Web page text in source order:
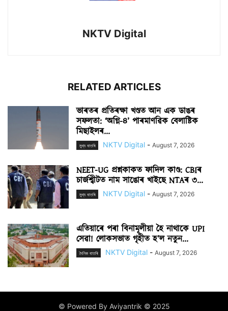
NKTV Digital
RELATED ARTICLES
ভাৰতৰ প্ৰতিৰক্ষা খণ্ডত আন এক ডাঙৰ
সফলতা: ‘অগ্নি-৪’ পাৰমাণৱিক বেলাষ্টিক
মিছাইলৰ...
মুখ্য বাতৰি NKTV Digital - August 7, 2026
NEET-UG প্ৰশ্নকাকত ফাদিল কাণ্ড: CBIৰ
চাৰ্জশ্বীটত নাম সাঙোৰ খাইছে NTAৰ ৩...
মুখ্য বাতৰি NKTV Digital - August 7, 2026
এতিয়াৰে পৰা বিনামূলীয়া হৈ নাথাকে UPI
সেৱা! লোকসভাত গৃহীত হ’ল নতুন...
দৈনিক বাতৰি NKTV Digital - August 7, 2026
© Powered By Aviyantrik © 2025